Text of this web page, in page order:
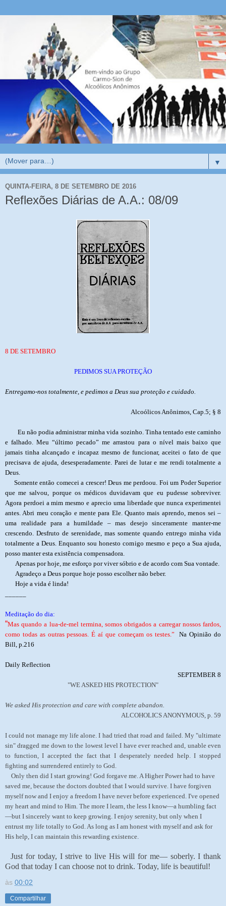
▼
QUINTA-FEIRA, 8 DE SETEMBRO DE 2016
Reflexões Diárias de A.A.: 08/09
8 DE SETEMBRO
PEDIMOS SUA PROTEÇÃO
Entregamo-nos totalmente, e pedimos a Deus sua proteção e cuidado.
Alcoólicos Anônimos, Cap.5; § 8
Eu não podia administrar minha vida sozinho. Tinha tentado este caminho
e falhado. Meu “último pecado” me arrastou para o nível mais baixo que
jamais tinha alcançado e incapaz mesmo de funcionar, aceitei o fato de que
precisava de ajuda, desesperadamente. Parei de lutar e me rendi totalmente a
Deus.
Somente então comecei a crescer! Deus me perdoou. Foi um Poder Superior
que me salvou, porque os médicos duvidavam que eu pudesse sobreviver.
Agora perdoei a mim mesmo e aprecio uma liberdade que nunca experimentei
antes. Abri meu coração e mente para Ele. Quanto mais aprendo, menos sei –
uma realidade para a humildade – mas desejo sinceramente manter-me
crescendo. Desfruto de serenidade, mas somente quando entrego minha vida
totalmente a Deus. Enquanto sou honesto comigo mesmo e peço a Sua ajuda,
posso manter esta existência compensadora.
Apenas por hoje, me esforço por viver sóbrio e de acordo com Sua vontade.
Agradeço a Deus porque hoje posso escolher não beber.
Hoje a vida é linda!
Meditação do dia:
“Mas quando a lua-de-mel termina, somos obrigados a carregar nossos fardos,
como todas as outras pessoas. É aí que começam os testes.”
Na Opinião do
Bill, p.216
Daily Reflection
SEPTEMBER 8
"WE ASKED HIS PROTECTION"
We asked His protection and care with complete abandon.
ALCOHOLICS ANONYMOUS, p. 59
I could not manage my life alone. I had tried that road and failed. My "ultimate
sin" dragged me down to the lowest level I have ever reached and, unable even
to function, I accepted the fact that I desperately needed help. I stopped
fighting and surrendered entirely to God.
Only then did I start growing! God forgave me. A Higher Power had to have
saved me, because the doctors doubted that I would survive. I have forgiven
myself now and I enjoy a freedom I have never before experienced. I've opened
my heart and mind to Him. The more I learn, the less I know—a humbling fact
—but I sincerely want to keep growing. I enjoy serenity, but only when I
entrust my life totally to God. As long as I am honest with myself and ask for
His help, I can maintain this rewarding existence.
Just for today, I strive to live His will for me— soberly. I thank
God that today I can choose not to drink. Today, life is beautiful!
às 00:02
Compartilhar